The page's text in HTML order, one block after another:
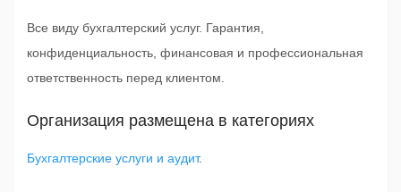
Все виду бухгалтерский услуг. Гарантия,
конфиденциальность, финансовая и профессиональная
ответственность перед клиентом.
Организация размещена в категориях
Бухгалтерские услуги и аудит.